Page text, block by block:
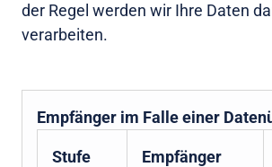
der Regel werden wir Ihre Daten
verarbeiten.
Empfänger im Falle einer
Stufe Empfänger